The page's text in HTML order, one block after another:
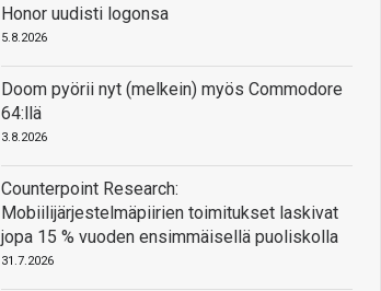
Honor uudisti logonsa
5.8.2026
Doom pyörii nyt (melkein) myös Commodore
64:llä
3.8.2026
Counterpoint Research:
Mobiilijärjestelmäpiirien toimitukset laskivat
jopa 15 % vuoden ensimmäisellä puoliskolla
31.7.2026